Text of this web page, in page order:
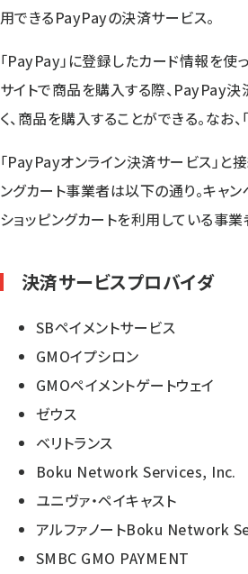
用できるPayPayの決済サービス。
「PayPay」に登録したカード情報を
サイトで商品を購入する際、PayPay
く、商品を購入することができる。な
「PayPayオンライン決済サービス」と
ングカート事業者は以下の通り。キャ
ショッピングカートを利用している事
決済サービスプロバイダ
SBペイメントサービス
GMOイプシロン
GMOペイメントゲートウェイ
ゼウス
ベリトランス
Boku Network Services, Inc.
ユニヴァ・ペイキャスト
アルファノートBoku Network
SMBC GMO PAYMENT